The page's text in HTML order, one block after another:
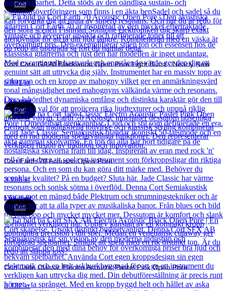
Cort
Cort Core GA All Blackwood Open Pore Light Burst - Nearly New
5 891kr
Läs mer
Cort
Cort Earth 70 Acoustic Open Pore
3 990kr
Läs mer
Cort
Cort Jade Classic Electro Acoustic Pastel Pink Open Pore
3 132kr